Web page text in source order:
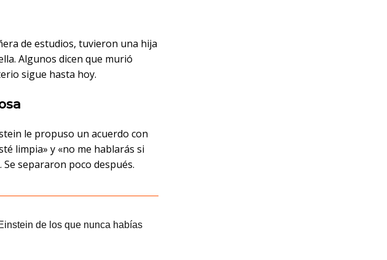
de estudios, tuvieron una hija
Algunos dicen que murió
sigue hasta hoy.
le propuso un acuerdo con
limpia» y «no me hablarás si
separaron poco después.